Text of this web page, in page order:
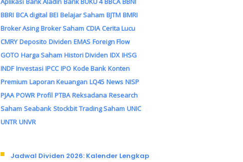
BBRI BCA digital BEI Belajar Saham BJTM BMRI
Broker Asing Broker Saham CDIA Cerita Lucu
CMRY Deposito Dividen EMAS Foreign Flow
GOTO Harga Saham Histori Dividen IDX IHSG
INDF Investasi IPCC IPO Kode Bank Konten
Premium Laporan Keuangan LQ45 News NISP
PJAA POWR Profil PTBA Reksadana Research
Saham Seabank Stockbit Trading Saham UNIC
UNTR UNVR
Jadwal Dividen 2026: Kalender Lengkap